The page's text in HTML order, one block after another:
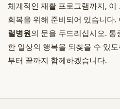
체계적인 재활 프로그램까지, 이
회복을 위해 준비되어 있습니다
럴병원의 문을 두드리십시오.
한 일상의 행복을 되찾을 수 있
부터 끝까지 함께하겠습니다.